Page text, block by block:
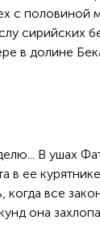
с половиной
сирийских
в долине
В ушах
в ее
когда все
она